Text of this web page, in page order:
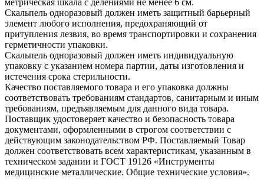
Скальпель одноразовый должен иметь защитный барьерный
элемент любого исполнения, предохраняющий от
притупления лезвия, во время транспортировки и сохранения
герметичности упаковки.
Скальпель одноразовый должен иметь индивидуальную
упаковку с указанием номера партии, даты изготовления и
истечения срока стерильности.
Качество поставляемого товара и его упаковка должны
соответствовать требованиям стандартов, санитарным и иным
требованиям, предъявляемым для данного вида товара.
Поставщик удостоверяет качество и безопасность товара
документами, оформленными в строгом соответствии с
действующим законодательством РФ. Поставляемый Товар
должен соответствовать всем характеристикам, указанным в
техническом задании и ГОСТ 19126 «Инструменты
медицинские металлические. Общие технические условия».